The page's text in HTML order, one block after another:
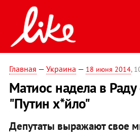
Главная — Украина — 18 июня 2014,
Матиос надела в
"Путин х*йло"
Депутаты выражают свое